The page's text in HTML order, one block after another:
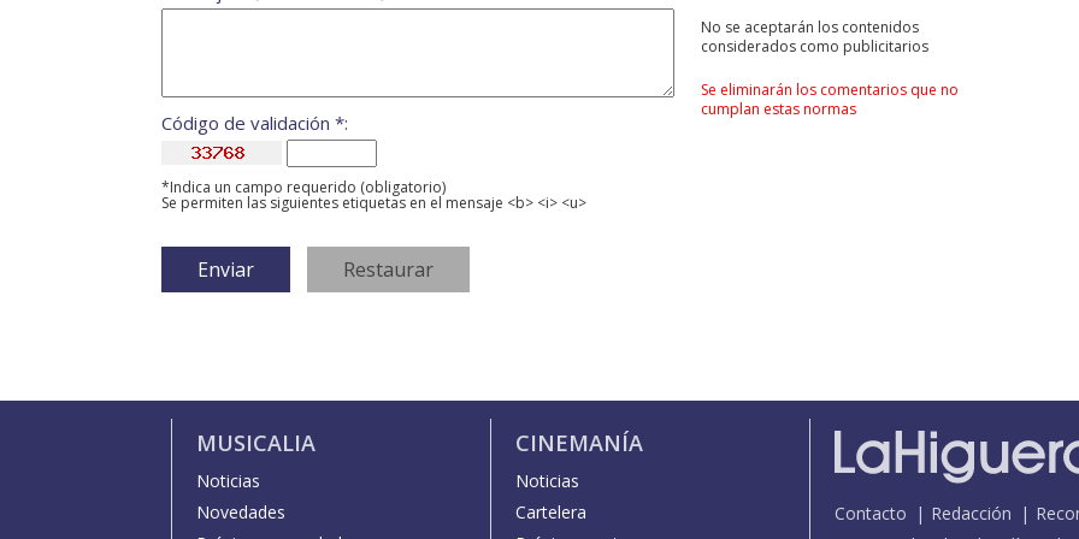
No se aceptarán los contenidos
considerados como publicitarios
Se eliminarán los comentarios que no
cumplan estas normas
Código de validación *:
*Indica un campo requerido (obligatorio)
Se permiten las siguientes etiquetas en el mensaje <b> <i> <u>
MUSICALIA
Noticias
Novedades
CINEMANÍA
Noticias
Cartelera
Contacto Redacción